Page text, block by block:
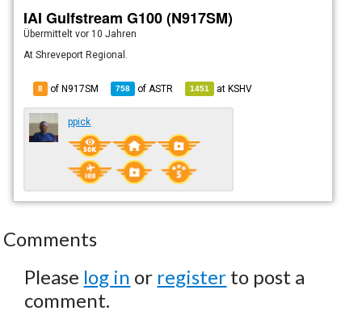
IAI Gulfstream G100 (N917SM)
Übermitteltvor 10 Jahren
At Shreveport Regional.
8 of N917SM 758 of ASTR 1451 atKSHV
ppick
Comments
Please log in or register to post a
comment.